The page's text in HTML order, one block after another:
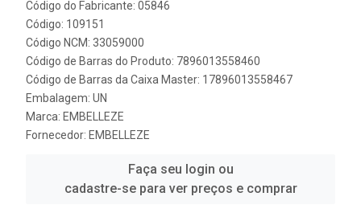
Código do Fabricante: 05846
Código: 109151
Código NCM: 33059000
Código de Barras do Produto: 7896013558460
Código de Barras da Caixa Master: 17896013558467
Embalagem: UN
Marca: EMBELLEZE
Fornecedor: EMBELLEZE
Faça seu login ou
cadastre-se para ver preços e comprar